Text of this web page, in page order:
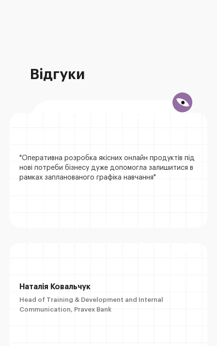
Відгуки
"Оперативна розробка якісних онлайн продуктів під
нові потреби бізнесу дуже допомогла залишитися в
рамках запланованого графіка навчання"
Наталія Ковальчук
Head of Training & Development and Internal
Communication, Pravex Bank